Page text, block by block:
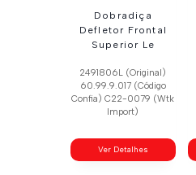
Dobradiça
Defletor Frontal
Superior Le
2491806L (Original)
60.99.9.017 (Código
Confia) C22-0079 (Wtk
Import)
Ver Detalhes